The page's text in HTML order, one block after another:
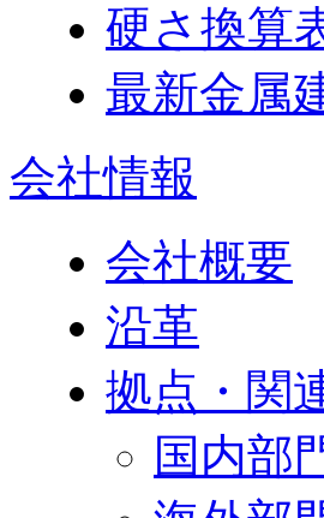
硬さ換算
最新金属
会社情報
会社概要
沿革
拠点・関
国内部